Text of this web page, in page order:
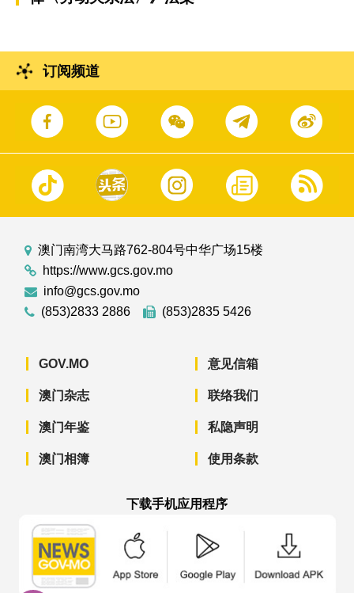
订阅频道
澳门南湾大马路762-804号中华广场15楼
https://www.gcs.gov.mo
info@gcs.gov.mo
(853)2833 2886
(853)2835 5426
GOV.MO
澳门杂志
澳门年鉴
澳门相簿
意见信箱
联络我们
私隐声明
使用条款
下载手机应用程序